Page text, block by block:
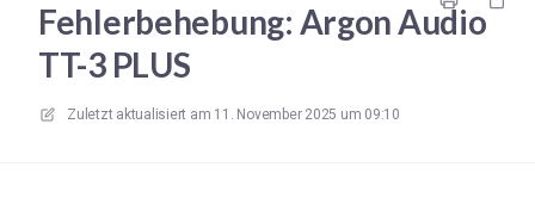
Fehlerbehebung: Argon Audio
TT-3 PLUS
Zuletzt aktualisiert am 11. November 2025 um 09:10